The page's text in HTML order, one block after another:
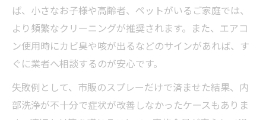
ば、小さなお子様や高齢者、ペットがいるご家庭では、
より頻繁なクリーニングが推奨されます。また、エアコ
ン使用時にカビ臭や咳が出るなどのサインがあれば、す
ぐに業者へ相談するのが安心です。
失敗例として、市販のスプレーだけで済ませた結果、内
部洗浄が不十分で症状が改善しなかったケースもありま